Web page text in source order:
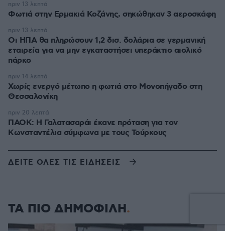
Φωτιά στην Ερμακιά Κοζάνης, σηκώθηκαν 3 αεροσκάφη
πριν 13 λεπτά
Οι ΗΠΑ θα πληρώσουν 1,2 δισ. δολάρια σε γερμανική
εταιρεία για να μην εγκαταστήσει υπεράκτιο αιολικό
πάρκο
πριν 13 λεπτά
Χωρίς ενεργό μέτωπο η φωτιά στο Μονοπήγαδο στη
Θεσσαλονίκη
πριν 14 λεπτά
ΠΑΟΚ: Η Γαλατασαράι έκανε πρόταση για τον
Κωνσταντέλια σύμφωνα με τους Τούρκους
πριν 20 λεπτά
ΔΕΙΤΕ ΟΛΕΣ ΤΙΣ ΕΙΔΗΣΕΙΣ
ΤΑ ΠΙΟ ΔΗΜΟΦΙΛΗ